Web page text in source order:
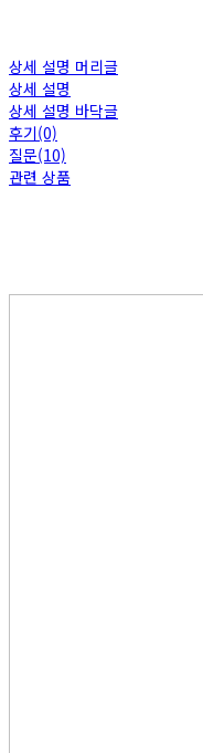
상세 설명 머리글
상세 설명
상세 설명 바닥글
후기(0)
질문(10)
관련 상품